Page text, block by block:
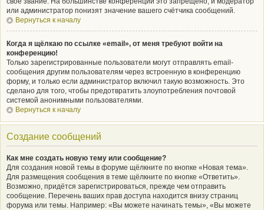
или администратор понизят значение вашего счётчика сообщений.
Вернуться к началу
Когда я щёлкаю по ссылке «email», от меня требуют войти на
конференцию!
Только зарегистрированные пользователи могут отправлять email-
сообщения другим пользователям через встроенную в конференцию
форму, и только если администратор включил такую возможность. Это
сделано для того, чтобы предотвратить злоупотребления почтовой
системой анонимными пользователями.
Вернуться к началу
Создание сообщений
Как мне создать новую тему или сообщение?
Для создания новой темы в форуме щёлкните по кнопке «Новая тема».
Для размещения сообщения в теме щёлкните по кнопке «Ответить».
Возможно, придётся зарегистрироваться, прежде чем отправить
сообщение. Перечень ваших прав доступа находится внизу страниц
форума или темы. Например: «Вы можете начинать темы», «Вы можете